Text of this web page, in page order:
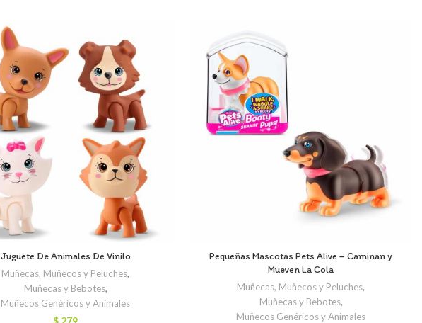
Juguete De Animales De Vinilo
Muñecas, Muñecos y Peluches,
Muñecas y Bebotes,
Muñecos Genéricos y Animales
$ 279
Pequeñas Mascotas Pets Alive – Caminan y
Mueven La Cola
Muñecas, Muñecos y Peluches,
Muñecas y Bebotes,
Muñecos Genéricos y Animales